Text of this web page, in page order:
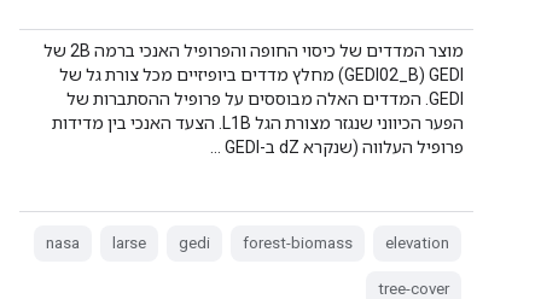
מוצר המדדים של כיסוי החופה והפרופיל האנכי ברמה 2B של
GEDI‏ (GEDI02_B) מחלץ מדדים ביופיזיים מכל צורת גל של
GEDI. המדדים האלה מבוססים על פרופיל ההסתברות של
הפער הכיווני שנגזר מצורת הגל L1B. הצעד האנכי בין מדידות
פרופיל העלווה (שנקרא dZ ב-GEDI …
elevation
forest-biomass
gedi
larse
nasa
tree-cover